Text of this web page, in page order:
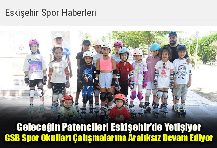
Eskişehir Spor Haberleri